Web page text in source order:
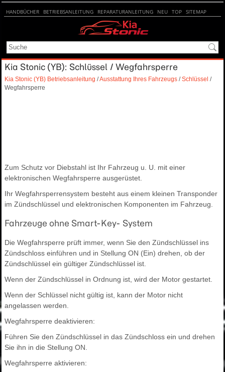
HANDBÜCHER BETRIEBSANLEITUNG REPARATURANLEITUNG NEU TOP SITEMAP
Kia Stonic (YB): Schlüssel / Wegfahrsperre
Kia Stonic (YB) Betriebsanleitung /Ausstattung Ihres Fahrzeugs /Schlüssel /
Wegfahrsperre
Zum Schutz vor Diebstahl ist Ihr Fahrzeug u. U. mit einer
elektronischen Wegfahrsperre ausgerüstet.
Ihr Wegfahrsperrensystem besteht aus einem kleinen Transponder
im Zündschlüssel und elektronischen Komponenten im Fahrzeug.
Fahrzeuge ohne Smart-Key- System
Die Wegfahrsperre prüft immer, wenn Sie den Zündschlüssel ins
Zündschloss einführen und in Stellung ON (Ein) drehen, ob der
Zündschlüssel ein gültiger Zündschlüssel ist.
Wenn der Zündschlüssel in Ordnung ist, wird der Motor gestartet.
Wenn der Schlüssel nicht gültig ist, kann der Motor nicht
angelassen werden.
Wegfahrsperre deaktivieren:
Führen Sie den Zündschlüssel in das Zündschloss ein und drehen
Sie ihn in die Stellung ON.
Wegfahrsperre aktivieren: